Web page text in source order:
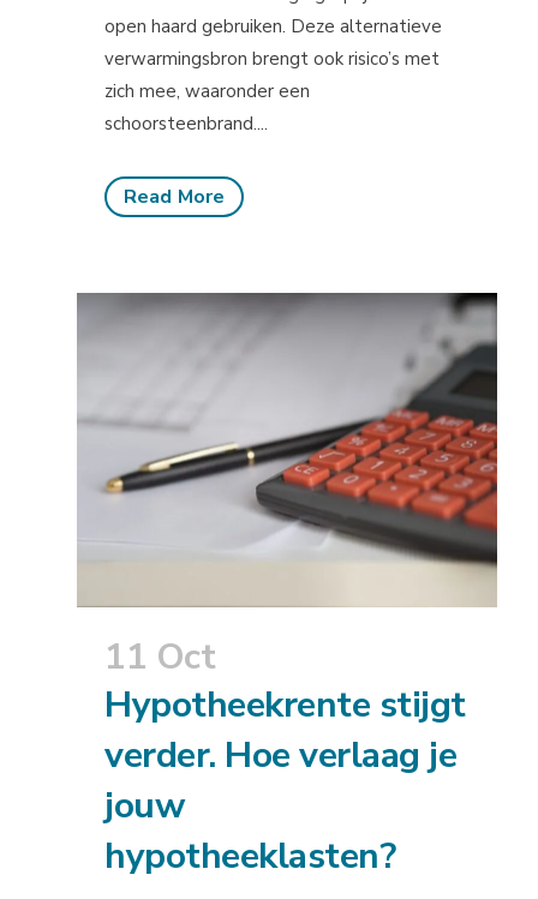
open haard gebruiken. Deze alternatieve
verwarmingsbron brengt ook risico’s met
zich mee, waaronder een
schoorsteenbrand....
Read More
11 Oct
Hypotheekrente stijgt
verder. Hoe verlaag je
jouw
hypotheeklasten?